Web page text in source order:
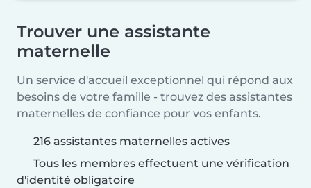
Trouver une assistante
maternelle
Un service d'accueil exceptionnel qui répond aux
besoins de votre famille - trouvez des assistantes
maternelles de confiance pour vos enfants.
216 assistantes maternelles actives
Tous les membres effectuent une vérification
d'identité obligatoire